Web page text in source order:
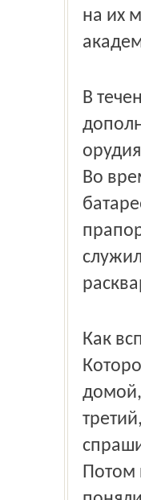
на их
В
Во
Как
домой,
Потом